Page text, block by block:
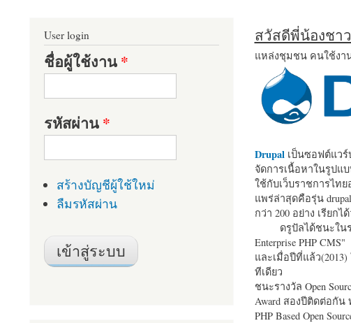
สวัสดีพี่น้องชา
แหล่งชุมชน คนใช้งา
Drupalเป็นซอฟต์แวร์บ
จัดการเนื้อหาในรูปแ
ใช้กับเว็บราชการไท
แพร่ล่าสุดคือรุ่น
กว่า 200 อย่าง เรียก
ดรูปัลได้ชนะในร
Enterprise PHP CMS"
และเมื่อปีที่แล้ว
ทีเดียว
ชนะรางวัล Open
Award สองปีติดต่อกัน
PHP Based Open
User login
ชื่อผู้ใช้งาน*
รหัสผ่าน*
สร้างบัญชีผู้ใช้ใหม่
ลืมรหัสผ่าน